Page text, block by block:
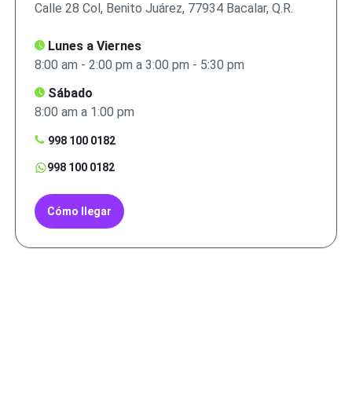
Calle 28 Col, Benito Juárez, 77934 Bacalar, Q.R.
Lunes a Viernes
8:00 am - 2:00 pm a 3:00 pm - 5:30 pm
Sábado
8:00 am a 1:00 pm
998 100 0182
998 100 0182
Cómo llegar